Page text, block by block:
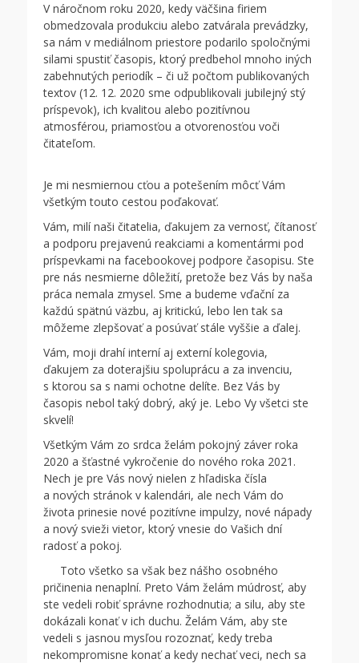
V náročnom roku 2020, kedy väčšina firiem
obmedzovala produkciu alebo zatvárala prevádzky,
sa nám v mediálnom priestore podarilo spoločnými
silami spustiť časopis, ktorý predbehol mnoho iných
zabehnutých periodík – či už počtom publikovaných
textov (12. 12. 2020 sme odpublikovali jubilejný stý
príspevok), ich kvalitou alebo pozitívnou
atmosférou, priamosťou a otvorenosťou voči
čitateľom.
Je mi nesmiernou cťou a potešením môcť Vám
všetkým touto cestou poďakovať.
Vám, milí naši čitatelia, ďakujem za vernosť, čítanosť
a podporu prejavenú reakciami a komentármi pod
príspevkami na facebookovej podpore časopisu. Ste
pre nás nesmierne dôležití, pretože bez Vás by naša
práca nemala zmysel. Sme a budeme vďační za
každú spätnú väzbu, aj kritickú, lebo len tak sa
môžeme zlepšovať a posúvať stále vyššie a ďalej.
Vám, moji drahí interní aj externí kolegovia,
ďakujem za doterajšiu spoluprácu a za invenciu,
s ktorou sa s nami ochotne delíte. Bez Vás by
časopis nebol taký dobrý, aký je. Lebo Vy všetci ste
skvelí!
Všetkým Vám zo srdca želám pokojný záver roka
2020 a šťastné vykročenie do nového roka 2021.
Nech je pre Vás nový nielen z hľadiska čísla
a nových stránok v kalendári, ale nech Vám do
života prinesie nové pozitívne impulzy, nové nápady
a nový svieži vietor, ktorý vnesie do Vašich dní
radosť a pokoj.
Toto všetko sa však bez nášho osobného
pričinenia nenaplní. Preto Vám želám múdrosť, aby
ste vedeli robiť správne rozhodnutia; a silu, aby ste
dokázali konať v ich duchu. Želám Vám, aby ste
vedeli s jasnou mysľou rozoznať, kedy treba
nekompromisne konať a kedy nechať veci, nech sa